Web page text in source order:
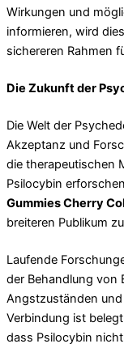
Wirkungen und
informieren, wird
sichereren Rahmen
Die Zukunft der
Die Welt der
Akzeptanz und
die therapeutischen
Psilocybin
Gummies Cherry
breiteren Publikum
Laufende
der Behandlung von
Angstzuständen und
Verbindung ist
dass Psilocybin